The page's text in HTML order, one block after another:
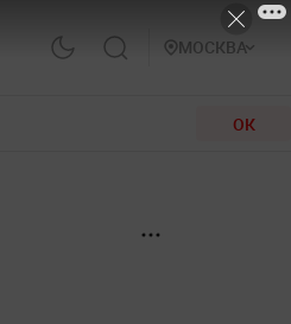
МОСКВА
ОК